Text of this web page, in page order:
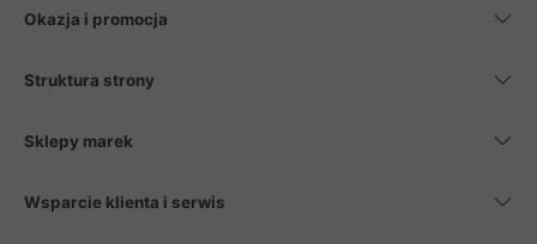
Okazja i promocja
Struktura strony
Sklepy marek
Wsparcie klienta i serwis